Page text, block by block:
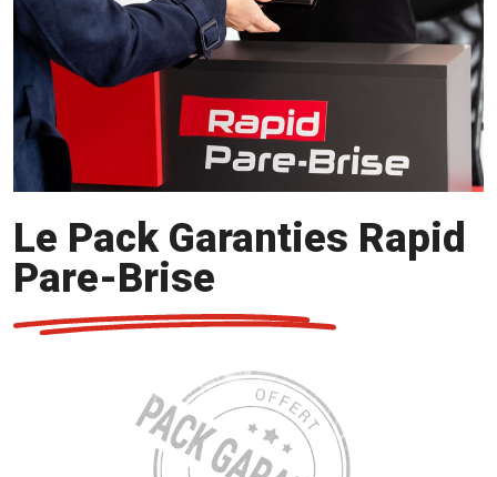
Le Pack Garanties Rapid
Pare-Brise